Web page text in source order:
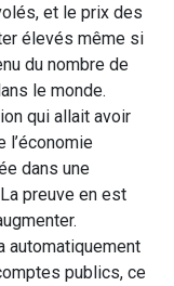
et le prix des
élevés même si
du nombre de
le monde.
qui allait avoir
l’économie
dans une
preuve en est
automatiquement
publics, ce